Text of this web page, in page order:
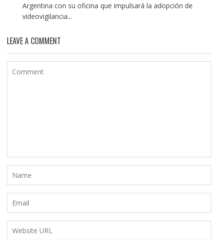
Argentina con su oficina que impulsará la adopción de
videovigilancia...
LEAVE A COMMENT